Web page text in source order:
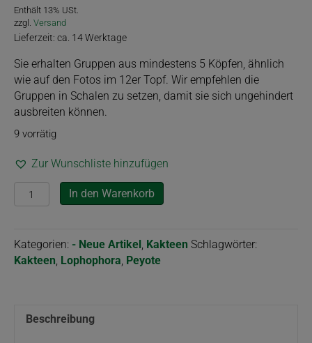
Enthält 13% USt.
zzgl. Versand
Lieferzeit: ca. 14 Werktage
Sie erhalten Gruppen aus mindestens 5 Köpfen, ähnlich
wie auf den Fotos im 12er Topf. Wir empfehlen die
Gruppen in Schalen zu setzen, damit sie sich ungehindert
ausbreiten können.
9 vorrätig
Zur Wunschliste hinzufügen
Lophophora
williamsii
caespitosa
(Peyote
In den Warenkorb
Kategorien: - Neue Artikel, Kakteen Schlagwörter:
Kakteen, Lophophora, Peyote
Beschreibung